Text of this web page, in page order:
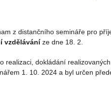
z distančního semináře pro
vzděláváníze dne 18. 2.
realizaci, dokládání
1. 10. 2024 a byl určen